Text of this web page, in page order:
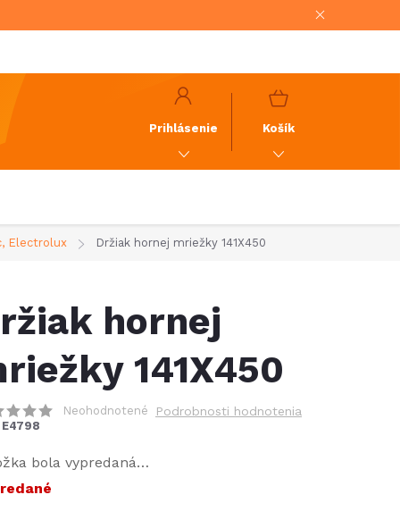
Prihlásenie
NÁKUPNÝ
Košík
Electrolux Držiak hornej mriežky 141X450
hornej
141X450
Neohodnotené Podrobnosti hodnotenia
E4798
bola vypredaná…